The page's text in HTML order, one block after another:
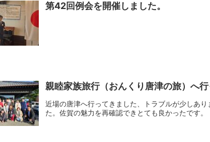
第42回例会を開催しました。
親睦家族旅行（おんくり唐津の旅）へ行
近場の唐津へ行ってきました、トラブルが少しあ
た。佐賀の魅力を再確認できとても良かったです。